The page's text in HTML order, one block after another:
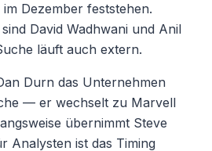
Dezember feststehen.
David Wadhwani und Anil
läuft auch extern.
Durn das Unternehmen
— er wechselt zu Marvell
übernimmt Steve
Analysten ist das Timing